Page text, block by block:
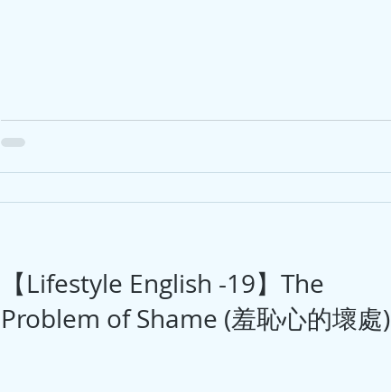
【Lifestyle English -19】The
Problem of Shame (羞恥心的壞處)